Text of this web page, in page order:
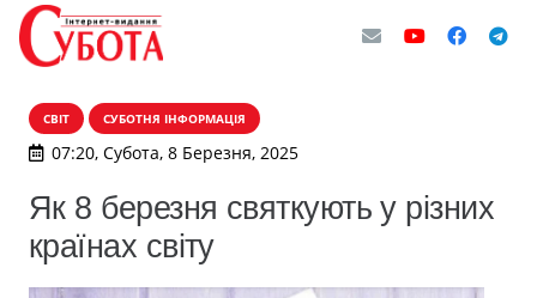
СВІТ СУБОТНЯ ІНФОРМАЦІЯ
07:20, Субота, 8 Березня, 2025
Як 8 березня святкують у різних
країнах світу